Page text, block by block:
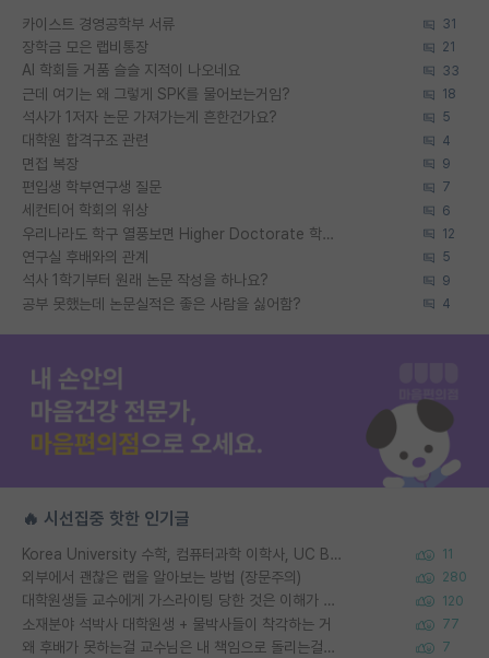
카이스트 경영공학부 서류 31
장학금 모은 랩비통장 21
AI 학회들 거품 슬슬 지적이 나오네요 33
근데 여기는 왜 그렇게 SPK를 물어보는거임? 18
석사가 1저자 논문 가져가는게 흔한건가요? 5
대학원 합격구조 관련 4
면접 복장 9
편입생 학부연구생 질문 7
세컨티어 학회의 위상 6
우리나라도 학구 열풍보면 Higher Doctorate 학위가 필요하다고 봅니다. 12
연구실 후배와의 관계 5
석사 1학기부터 원래 논문 작성을 하나요? 9
공부 못했는데 논문실적은 좋은 사람을 싫어함? 4
🔥 시선집중 핫한 인기글
Korea University 수학, 컴퓨터과학 이학사, UC Berkeley 산업공학 대학원 공학박사가 되는 것은 쉽지 않겠죠? 11
외부에서 괜찮은 랩을 알아보는 방법 (장문주의) 280
대학원생들 교수에게 가스라이팅 당한 것은 이해가 갑니다. 안타깝네요. 120
소재분야 석박사 대학원생 + 물박사들이 착각하는 거 77
왜 후배가 못하는걸 교수님은 내 책임으로 돌리는걸까요? 7